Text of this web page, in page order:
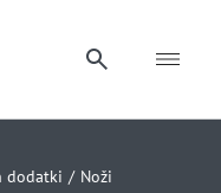
dodatki / Noži